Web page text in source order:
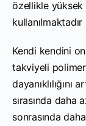
özellikle yüksek
Kendi kendini
takviyeli
dayanıklılığını
sırasında daha
sonrasında